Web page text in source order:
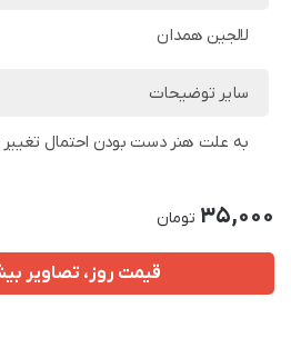
لالجین همدان
سایر توضیحات
به علت هنر دست بودن احتمال تغییر
35,000 تومان
قیمت روز، تصاویر